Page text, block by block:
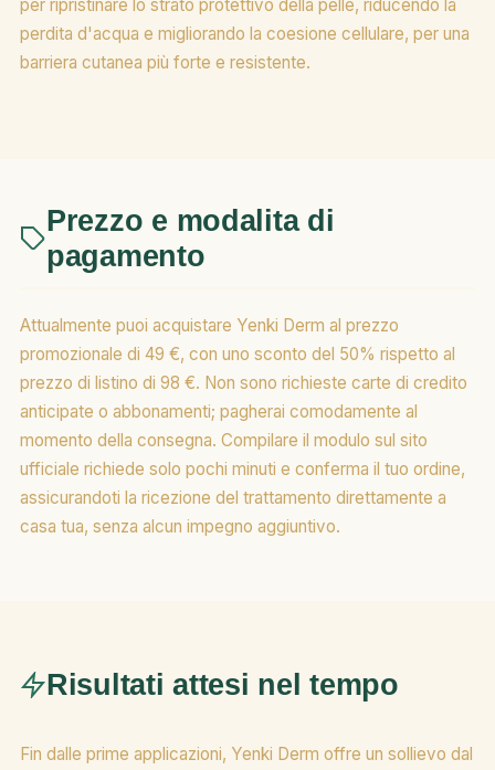
per ripristinare lo strato protettivo della pelle, riducendo la
perdita d'acqua e migliorando la coesione cellulare, per una
barriera cutanea più forte e resistente.
Prezzo e modalita di
pagamento
Attualmente puoi acquistare Yenki Derm al prezzo
promozionale di 49 €, con uno sconto del 50% rispetto al
prezzo di listino di 98 €. Non sono richieste carte di credito
anticipate o abbonamenti; pagherai comodamente al
momento della consegna. Compilare il modulo sul sito
ufficiale richiede solo pochi minuti e conferma il tuo ordine,
assicurandoti la ricezione del trattamento direttamente a
casa tua, senza alcun impegno aggiuntivo.
Risultati attesi nel tempo
Fin dalle prime applicazioni, Yenki Derm offre un sollievo dal